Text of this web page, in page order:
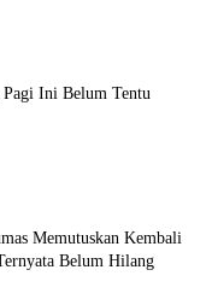
Pagi Ini Belum Tentu
Memutuskan Kembali
Belum Hilang